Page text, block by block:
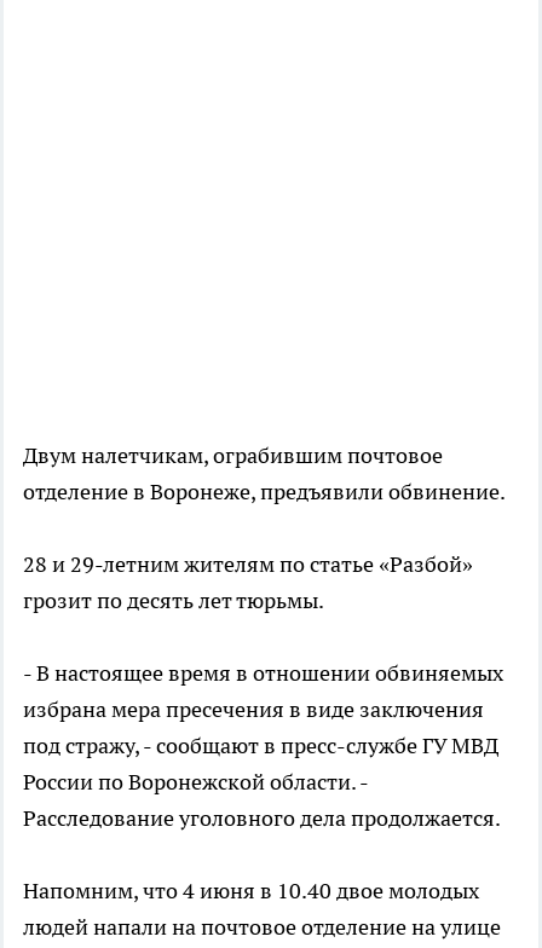
Двум налетчикам, ограбившим почтовое
отделение в Воронеже, предъявили обвинение.
28 и 29-летним жителям по статье «Разбой»
грозит по десять лет тюрьмы.
- В настоящее время в отношении обвиняемых
избрана мера пресечения в виде заключения
под стражу, - сообщают в пресс-службе ГУ МВД
России по Воронежской области. -
Расследование уголовного дела продолжается.
Напомним, что 4 июня в 10.40 двое молодых
людей напали на почтовое отделение на улице